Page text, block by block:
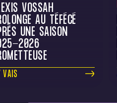
VOSSAH
AU TÉFÉCÉ
UNE SAISON
2026
VAIS